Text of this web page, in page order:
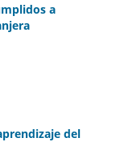
a
del